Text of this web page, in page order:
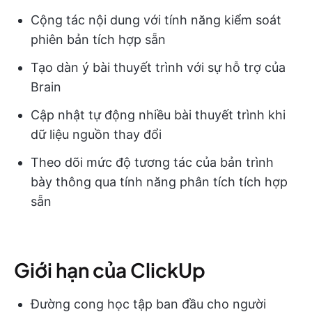
Cộng tác nội dung với tính năng kiểm soát
phiên bản tích hợp sẵn
Tạo dàn ý bài thuyết trình với sự hỗ trợ của
Brain
Cập nhật tự động nhiều bài thuyết trình khi
dữ liệu nguồn thay đổi
Theo dõi mức độ tương tác của bản trình
bày thông qua tính năng phân tích tích hợp
sẵn
Giới hạn của ClickUp
Đường cong học tập ban đầu cho người